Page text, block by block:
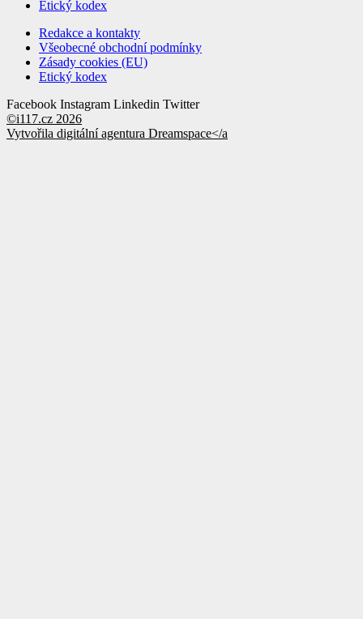
Etický kodex
Redakce a kontakty
Všeobecné obchodní podmínky
Zásady cookies (EU)
Etický kodex
Facebook Instagram Linkedin Twitter
©i117.cz 2026
Vytvořila digitální agentura Dreamspace</a